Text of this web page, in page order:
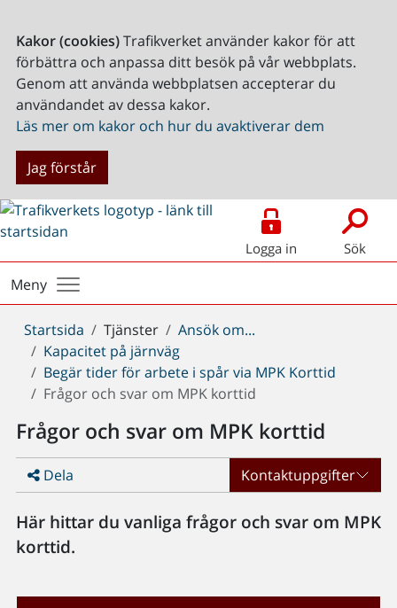
Kakor (cookies)Trafikverket använder kakor för att
förbättra och anpassa ditt besök på vår webbplats.
Genom att använda webbplatsen accepterar du
användandet av dessa kakor.
Läs mer om kakor och hur du avaktiverar dem
Jag förstår
Logga in Sök
Meny
Du
är
här:
Startsida Tjänster
Ansök om...
Kapacitet på järnväg
Begär tider för arbete i spår via MPK Korttid
Frågor och svar om MPK korttid
Frågor och svar om MPK korttid
Dela Kontaktuppgifter
Här hittar du vanliga frågor och svar om MPK
korttid.